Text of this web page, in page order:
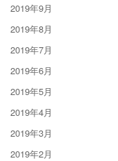
2019年9月
2019年8月
2019年7月
2019年6月
2019年5月
2019年4月
2019年3月
2019年2月